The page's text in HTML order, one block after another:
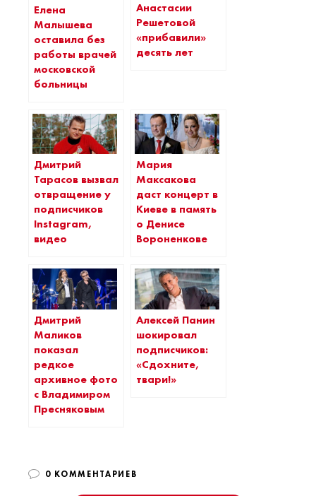
Елена
Малышева
оставила без
работы врачей
московской
больницы
Анастасии
Решетовой
«прибавили»
десять лет
Дмитрий
Тарасов вызвал
отвращение у
подписчиков
Instagram,
видео
Мария
Максакова
даст концерт в
Киеве в память
о Денисе
Вороненкове
Дмитрий
Маликов
показал
редкое
архивное фото
с Владимиром
Пресняковым
Алексей Панин
шокировал
подписчиков:
«Сдохните,
твари!»
0 КОММЕНТАРИЕВ